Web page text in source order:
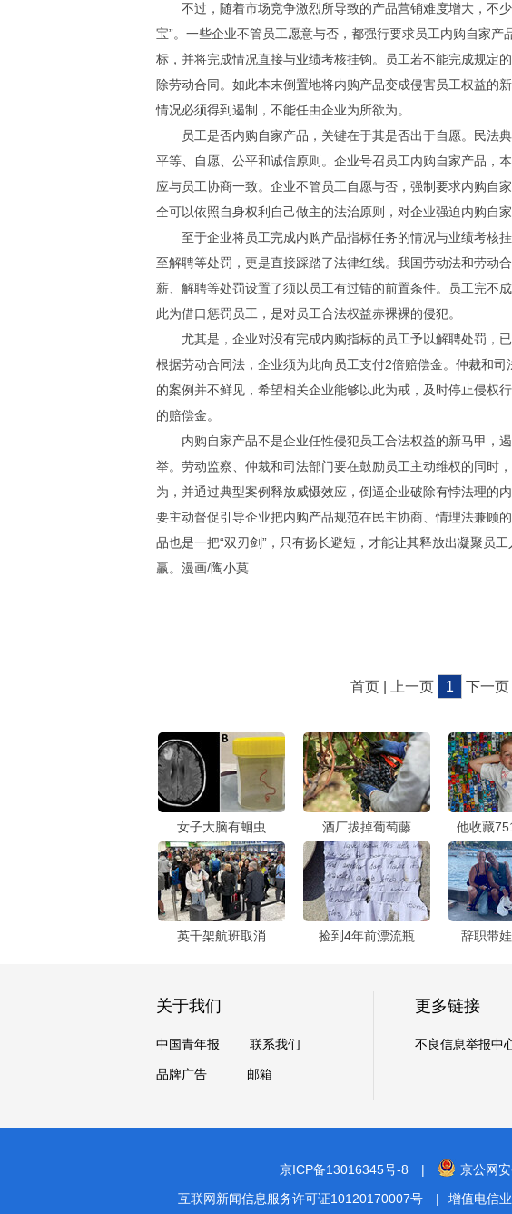
不过，随着市场竞争激烈所导致的产品营销难度增大，不少
宝”。一些企业不管员工愿意与否，都强行要求员工内购自家
标，并将完成情况直接与业绩考核挂钩。员工若不能完成规定
除劳动合同。如此本末倒置地将内购产品变成侵害员工权益的
情况必须得到遏制，不能任由企业为所欲为。
员工是否内购自家产品，关键在于其是否出于自愿。民法
平等、自愿、公平和诚信原则。企业号召员工内购自家产品，
应与员工协商一致。企业不管员工自愿与否，强制要求内购自
全可以依照自身权利自己做主的法治原则，对企业强迫内购自家
至于企业将员工完成内购产品指标任务的情况与业绩考核
至解聘等处罚，更是直接踩踏了法律红线。我国劳动法和劳动
薪、解聘等处罚设置了须以员工有过错的前置条件。员工完不
此为借口惩罚员工，是对员工合法权益赤裸裸的侵犯。
尤其是，企业对没有完成内购指标的员工予以解聘处罚，已
根据劳动合同法，企业须为此向员工支付2倍赔偿金。仲裁和
的案例并不鲜见，希望相关企业能够以此为戒，及时停止侵权
的赔偿金。
内购自家产品不是企业任性侵犯员工合法权益的新马甲，
举。劳动监察、仲裁和司法部门要在鼓励员工主动维权的同时
为，并通过典型案例释放威慑效应，倒逼企业破除有悖法理的内
要主动督促引导企业把内购产品规范在民主协商、情理法兼顾
品也是一把“双刃剑”，只有扬长避短，才能让其释放出凝聚员
赢。漫画/陶小莫
首页 | 上一页 1 下一页
女子大脑有蛔虫 酒厂拔掉葡萄藤 他收藏
英千架航班取消 捡到4年前漂流瓶 辞职带
关于我们
中国青年报 联系我们
品牌广告 邮箱
更多链接
不良信息举报中
京ICP备13016345号-8 | 京公网
互联网新闻信息服务许可证10120170007号
| 增值电信